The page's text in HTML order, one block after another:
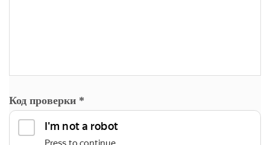
Код проверки *